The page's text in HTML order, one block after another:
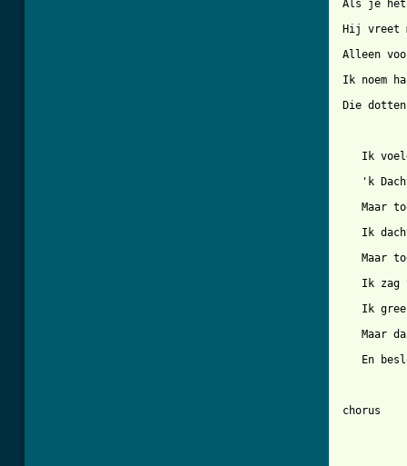
Als je
Hij vreet
Alleen
Ik noem
Die
Ik
'k
Maar
Ik
Maar
Ik zag
Ik
Maar
En
chorus